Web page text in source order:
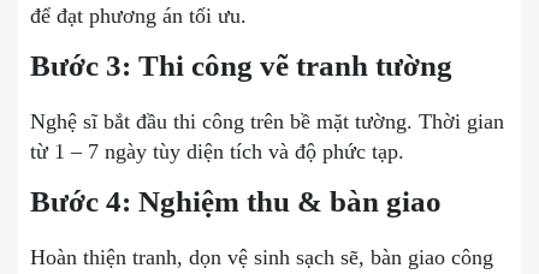
để đạt phương án tối ưu.
Bước 3: Thi công vẽ tranh tường
Nghệ sĩ bắt đầu thi công trên bề mặt tường. Thời gian
từ 1 – 7 ngày tùy diện tích và độ phức tạp.
Bước 4: Nghiệm thu & bàn giao
Hoàn thiện tranh, dọn vệ sinh sạch sẽ, bàn giao công